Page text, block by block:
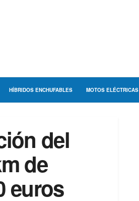
HÍBRIDOS ENCHUFABLES MOTOS ELÉCTRICAS
del
de
euros